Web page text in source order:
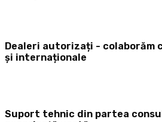
Dealeri autorizați - colaborăm
și internaționale
Suport tehnic din partea